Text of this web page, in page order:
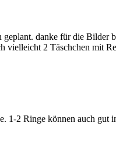
geplant. danke für die
vielleicht 2 Täschchen mit
1-2 Ringe können auch